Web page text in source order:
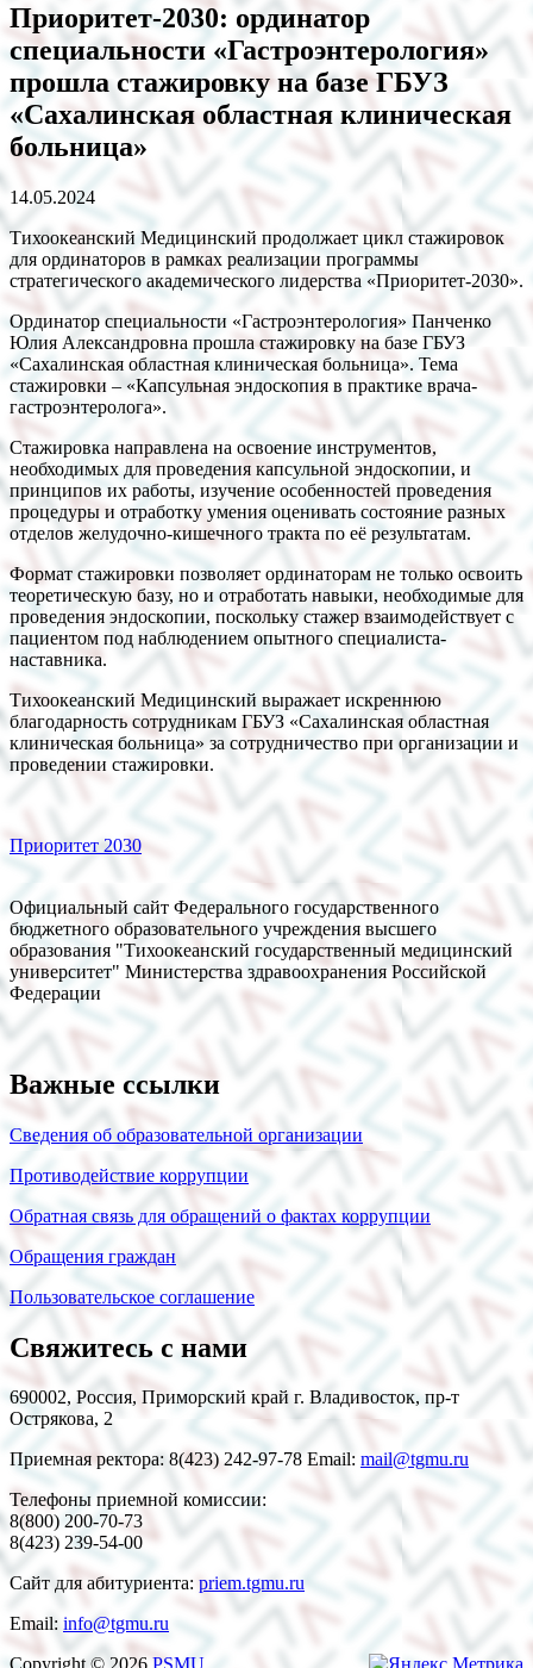
Приоритет-2030: ординатор
специальности «Гастроэнтерология»
прошла стажировку на базе ГБУЗ
«Сахалинская областная клиническая
больница»
14.05.2024
Тихоокеанский Медицинский продолжает цикл стажировок
для ординаторов в рамках реализации программы
стратегического академического лидерства «Приоритет-2030».
Ординатор специальности «Гастроэнтерология» Панченко
Юлия Александровна прошла стажировку на базе ГБУЗ
«Сахалинская областная клиническая больница». Тема
стажировки – «Капсульная эндоскопия в практике врача-
гастроэнтеролога».
Стажировка направлена на освоение инструментов,
необходимых для проведения капсульной эндоскопии, и
принципов их работы, изучение особенностей проведения
процедуры и отработку умения оценивать состояние разных
отделов желудочно-кишечного тракта по её результатам.
Формат стажировки позволяет ординаторам не только освоить
теоретическую базу, но и отработать навыки, необходимые для
проведения эндоскопии, поскольку стажер взаимодействует с
пациентом под наблюдением опытного специалиста-
наставника.
Тихоокеанский Медицинский выражает искреннюю
благодарность сотрудникам ГБУЗ «Сахалинская областная
клиническая больница» за сотрудничество при организации и
проведении стажировки.
Приоритет 2030
Официальный сайт Федерального государственного
бюджетного образовательного учреждения высшего
образования "Тихоокеанский государственный медицинский
университет" Министерства здравоохранения Российской
Федерации
Важные ссылки
Сведения об образовательной организации
Противодействие коррупции
Обратная связь для обращений о фактах коррупции
Обращения граждан
Пользовательское соглашение
Свяжитесь с нами
690002, Россия, Приморский край г. Владивосток, пр-т
Острякова, 2
Приемная ректора: 8(423) 242-97-78 Email: mail@tgmu.ru
Телефоны приемной комиссии:
8(800) 200-70-73
8(423) 239-54-00
Сайт для абитуриента: priem.tgmu.ru
Email: info@tgmu.ru